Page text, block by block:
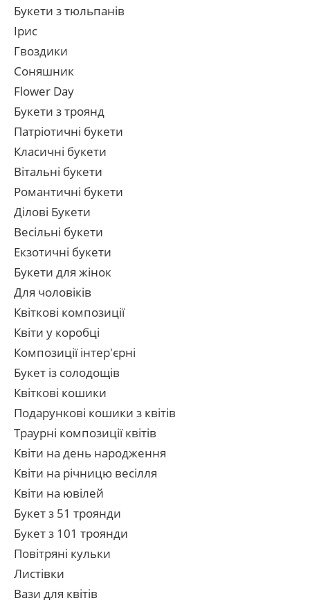
Букети з тюльпанів
Ірис
Гвоздики
Соняшник
Flower Day
Букети з троянд
Патріотичні букети
Класичні букети
Вітальні букети
Романтичні букети
Ділові Букети
Весільні букети
Екзотичні букети
Букети для жінок
Для чоловіків
Квіткові композиції
Квіти у коробці
Композиції інтер'єрні
Букет із солодощів
Квіткові кошики
Подарункові кошики з квітів
Траурні композиції квітів
Квіти на день народження
Квіти на річницю весілля
Квіти на ювілей
Букет з 51 троянди
Букет з 101 троянди
Повітряні кульки
Листівки
Вази для квітів